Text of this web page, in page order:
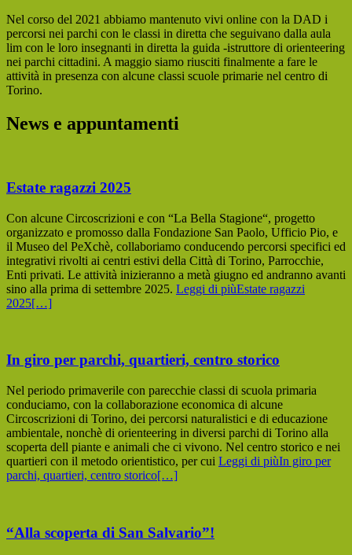
Nel corso del 2021 abbiamo mantenuto vivi online con la DAD i
percorsi nei parchi con le classi in diretta che seguivano dalla aula
lim con le loro insegnanti in diretta la guida -istruttore di orienteering
nei parchi cittadini. A maggio siamo riusciti finalmente a fare le
attività in presenza con alcune classi scuole primarie nel centro di
Torino.
News e appuntamenti
Estate ragazzi 2025
Con alcune Circoscrizioni e con “La Bella Stagione“, progetto
organizzato e promosso dalla Fondazione San Paolo, Ufficio Pio, e
il Museo del PeXchè, collaboriamo conducendo percorsi specifici ed
integrativi rivolti ai centri estivi della Città di Torino, Parrocchie,
Enti privati. Le attività inizieranno a metà giugno ed andranno avanti
sino alla prima di settembre 2025. Leggi di piùEstate ragazzi
2025[…]
In giro per parchi, quartieri, centro storico
Nel periodo primaverile con parecchie classi di scuola primaria
conduciamo, con la collaborazione economica di alcune
Circoscrizioni di Torino, dei percorsi naturalistici e di educazione
ambientale, nonchè di orienteering in diversi parchi di Torino alla
scoperta dell piante e animali che ci vivono. Nel centro storico e nei
quartieri con il metodo orientistico, per cui Leggi di piùIn giro per
parchi, quartieri, centro storico[…]
“Alla scoperta di San Salvario”!